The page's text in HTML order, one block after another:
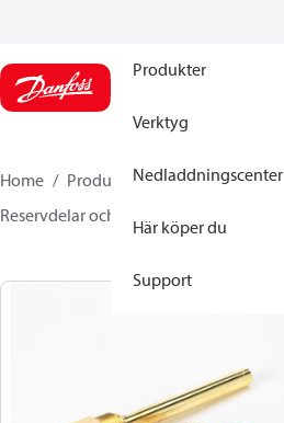
Produkter
Verktyg
Nedladdningscenter
Här köper du
Support
Home Produkter Sensing solutions
Reservdelar och tillbehör till brytare